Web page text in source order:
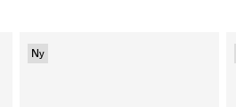
Ny